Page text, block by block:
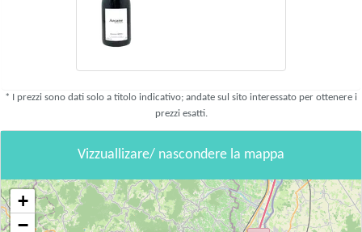
* I prezzi sono dati solo a titolo indicativo; andate sul sito interessato per ottenere i
prezzi esatti.
Vizzuallizare/ nascondere la mappa
+
−